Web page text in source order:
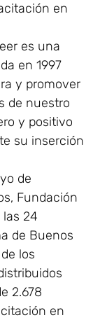
en
es una
en 1997
y promover
de nuestro
y positivo
su inserción
de
Fundación
24
de Buenos
los
2.678
en